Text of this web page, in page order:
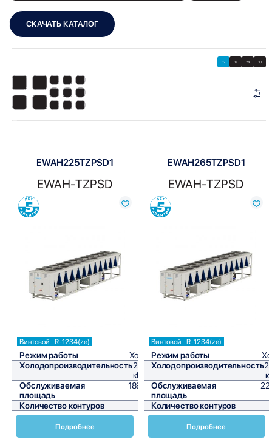
СКАЧАТЬ КАТАЛОГ
12 18 24 30
Показать:
EWAH225TZPSD1
EWAH-TZPSD
Сравнить
Винтовой R-1234(ze)
Режим работы
Холод
Холодопроизводительность227,3
кВт/ч
Обслуживаемая
площадь
1894,2
м²
Количество контуров
1
Подробнее
EWAH265TZPSD1
EWAH-TZPSD
Сравнить
Винтовой R-1234(ze)
Режим работы
Холодопроизводительность
Обслуживаемая
площадь
Количество контуров
Подробнее